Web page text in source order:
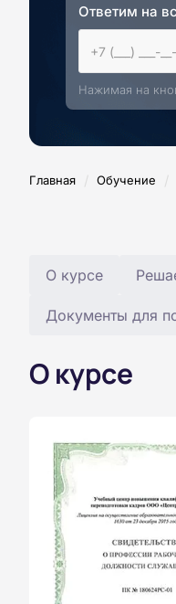
Ответим на
Нажимая на
Главная / Обучение /
О курсе
Документы для
О курсе